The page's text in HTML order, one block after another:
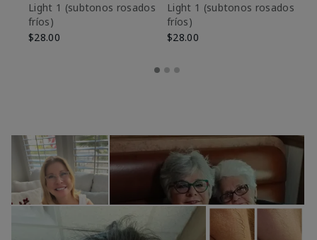
Light 1​ (subtonos rosados
fríos)
$28.00
Light 1​ (subtonos rosados
fríos)
$28.00